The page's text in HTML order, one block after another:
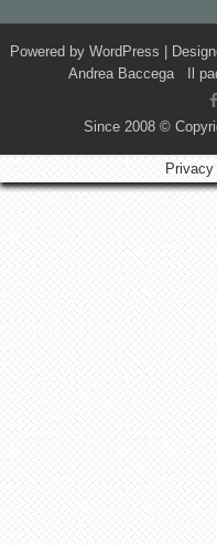
Powered by WordPress |
Andrea Baccega Il
Since 2008 ©